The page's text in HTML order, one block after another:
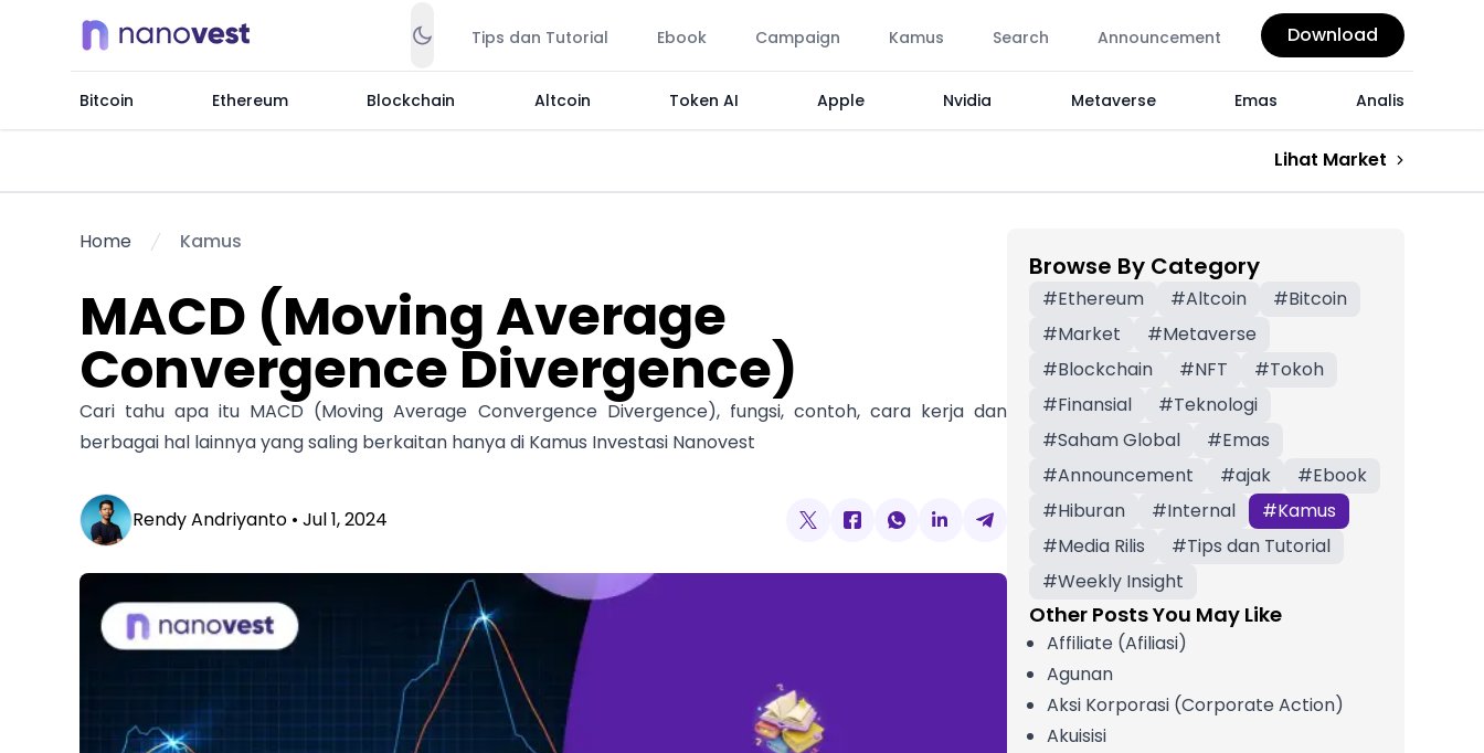
Tips dan Tutorial Ebook Campaign Kamus Search Announcement Download
Bitcoin Ethereum Blockchain Altcoin Token AI Apple Nvidia Metaverse Emas Analis
Lihat Market
Home Kamus
MACD (Moving Average
Convergence Divergence)
Cari tahu apa itu MACD (Moving Average Convergence Divergence), fungsi, contoh, cara kerja dan
berbagai hal lainnya yang saling berkaitan hanya di Kamus Investasi Nanovest
Rendy Andriyanto • Jul 1, 2024
Browse By Category
#Ethereum #Altcoin #Bitcoin
#Market #Metaverse
#Blockchain #NFT #Tokoh
#Finansial #Teknologi
#Saham Global #Emas
#Announcement #ajak #Ebook
#Hiburan #Internal #Kamus
#Media Rilis #Tips dan Tutorial
#Weekly Insight
Other Posts You May Like
Affiliate (Afiliasi)
Agunan
Aksi Korporasi (Corporate Action)
Akuisisi